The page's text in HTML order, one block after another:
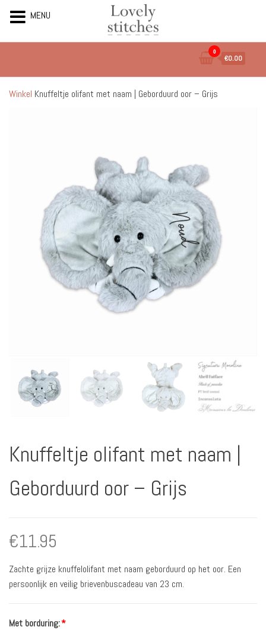
de
inhoud
0
€0.00
Winkel Knuffeltje olifant met naam | Geborduurd oor – Grijs
Knuffeltje olifant met naam |
Geborduurd oor – Grijs
€11.95
Zachte grijze knuffelolifant met naam geborduurd op het oor. Een
persoonlijk en veilig brievenbuscadeau van 23 cm.
Met borduring:*
MENU